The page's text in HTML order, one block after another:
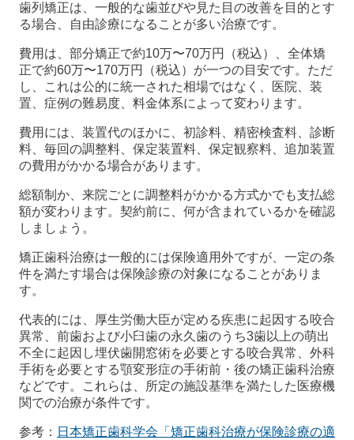
歯列矯正は、一般的な歯並びや見た目の改善を目的とす
る場合、自由診療になることが多い治療です。
費用は、部分矯正で約10万〜70万円（税込）、全体矯
正で約60万〜170万円（税込）が一つの目安です。ただ
し、これは公的に統一された相場ではなく、医院、装
置、症例の難易度、料金体系によって変わります。
費用には、装置代のほかに、初診料、精密検査料、診断
料、毎回の調整料、保定装置料、保定観察料、追加装置
の費用がかかる場合があります。
総額制か、来院ごとに調整料がかかる方式かでも支払総
額が変わります。契約前に、何が含まれているかを確認
しましょう。
矯正歯科治療は一般的には保険適用外ですが、一定の条
件を満たす場合は保険診療の対象になることがありま
す。
代表的には、厚生労働大臣が定める疾患に起因する咬合
異常、前歯および小臼歯の永久歯のうち3歯以上の萌出
不全に起因し埋伏歯開窓術を必要とする咬合異常、外科
手術を必要とする顎変形症の手術前・後の矯正歯科治療
などです。これらは、所定の施設基準を満たした医療機
関での治療が条件です。
参考： 日本矯正歯科学会「矯正歯科治療が保険診療の適